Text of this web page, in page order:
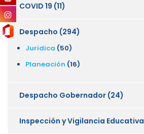
COVID 19 (11)
Despacho (294)
Juridica (50)
Planeación (16)
Despacho Gobernador (24)
Inspección y Vigilancia Educativa